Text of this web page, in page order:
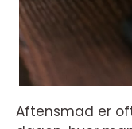
Aftensmad er